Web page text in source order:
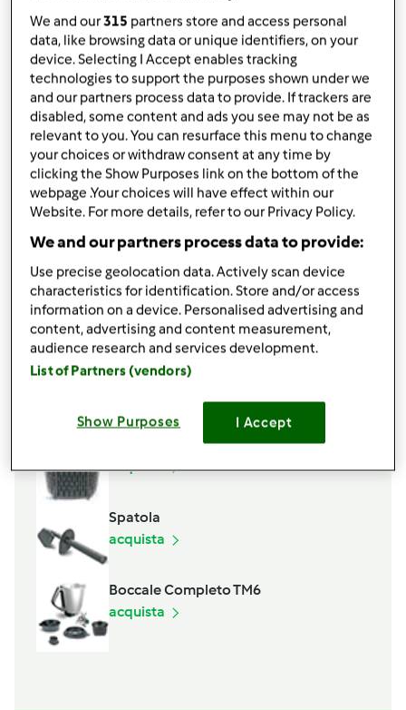
1cucchiaio olio evo
farina per impanatura,a piacere, senza glutine
sale,q.b.
Ad esempio: per l’impasto
Ad esempio: per l’impasto
Ad esempio: per l’impasto
Ad esempio: per l’impasto
Aggiungi alla lista della spesa
Accessori che ti serviranno
acquista
Spatola
acquista
Boccale Completo TM6
acquista
We and our315 partners store and access personal
data, like browsing data or unique identifiers, on your
device. Selecting I Accept enables tracking
technologies to support the purposes shown under we
and our partners process data to provide. If trackers are
disabled, some content and ads you see may not be as
relevant to you. You can resurface this menu to change
your choices or withdraw consent at any time by
clicking the Show Purposes link on the bottom of the
webpage .Your choices will have effect within our
Website. For more details, refer to our Privacy Policy.
We and our partners process data to provide:
Use precise geolocation data. Actively scan device
characteristics for identification. Store and/or access
information on a device. Personalised advertising and
content, advertising and content measurement,
audience research and services development.
List of Partners (vendors)
Show Purposes I Accept